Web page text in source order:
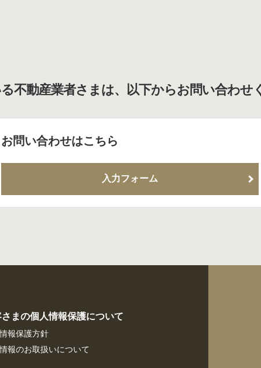
不動産業者さまは、以下からお問い合わせ
お問い合わせはこちら
入力フォーム
さまの個人情報保護について
報保護方針
報のお取扱いについて